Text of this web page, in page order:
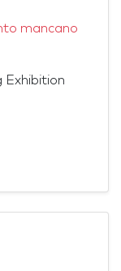
mancano
Exhibition